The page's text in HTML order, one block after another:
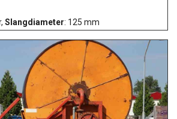
Slangdiameter: 125 mm